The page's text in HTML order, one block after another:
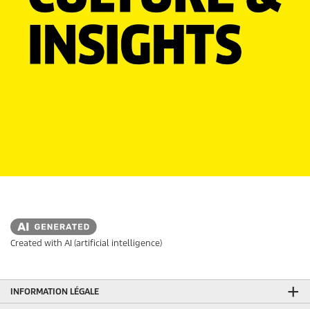
Created with AI (artificial intelligence)
INFORMATION LÉGALE